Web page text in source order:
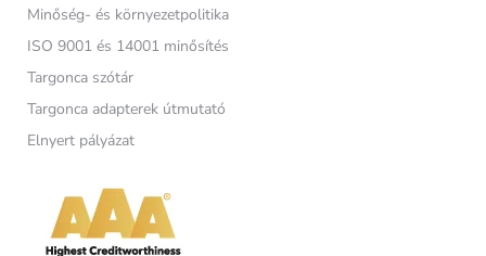
Minőség- és környezetpolitika
ISO 9001 és 14001 minősítés
Targonca szótár
Targonca adapterek útmutató
Elnyert pályázat